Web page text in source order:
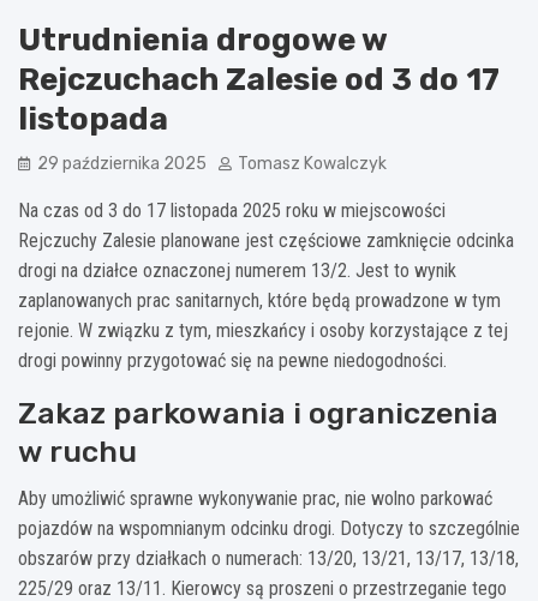
Utrudnienia drogowe w
Rejczuchach Zalesie od 3 do 17
listopada
29 października 2025 Tomasz Kowalczyk
Na czas od 3 do 17 listopada 2025 roku w miejscowości
Rejczuchy Zalesie planowane jest częściowe zamknięcie odcinka
drogi na działce oznaczonej numerem 13/2. Jest to wynik
zaplanowanych prac sanitarnych, które będą prowadzone w tym
rejonie. W związku z tym, mieszkańcy i osoby korzystające z tej
drogi powinny przygotować się na pewne niedogodności.
Zakaz parkowania i ograniczenia
w ruchu
Aby umożliwić sprawne wykonywanie prac, nie wolno parkować
pojazdów na wspomnianym odcinku drogi. Dotyczy to szczególnie
obszarów przy działkach o numerach: 13/20, 13/21, 13/17, 13/18,
225/29 oraz 13/11. Kierowcy są proszeni o przestrzeganie tego